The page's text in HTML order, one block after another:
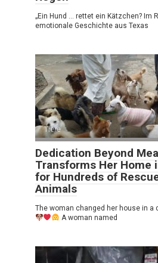
„Ein Hund … rettet ein Kätzchen? Im
emotionale Geschichte aus Texas
Tiere
Dedication Beyond
Transforms Her Home
for Hundreds of
Animals
The woman changed her house in a
A woman named